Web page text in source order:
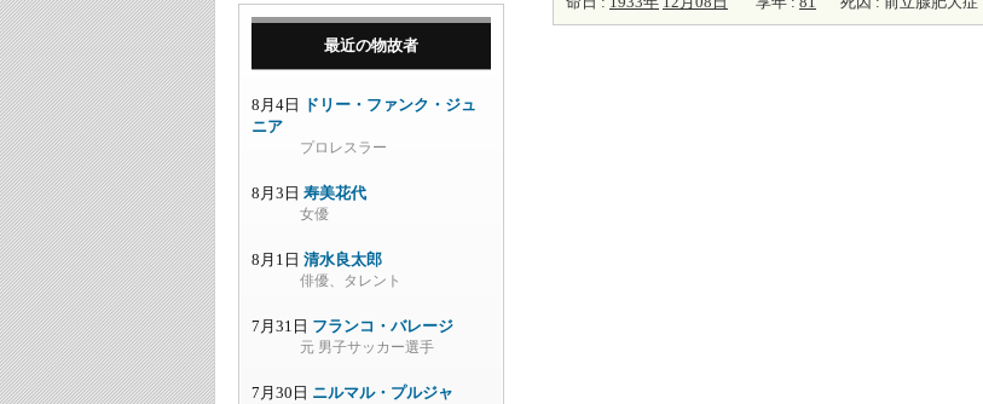
最近の物故者
8月4日
ドリー・ファンク・ジュ
ニア
プロレスラー
8月3日 寿美花代
女優
8月1日 清水良太郎
俳優、タレント
7月31日 フランコ・バレージ
元 男子サッカー選手
7月30日 ニルマル・プルジャ